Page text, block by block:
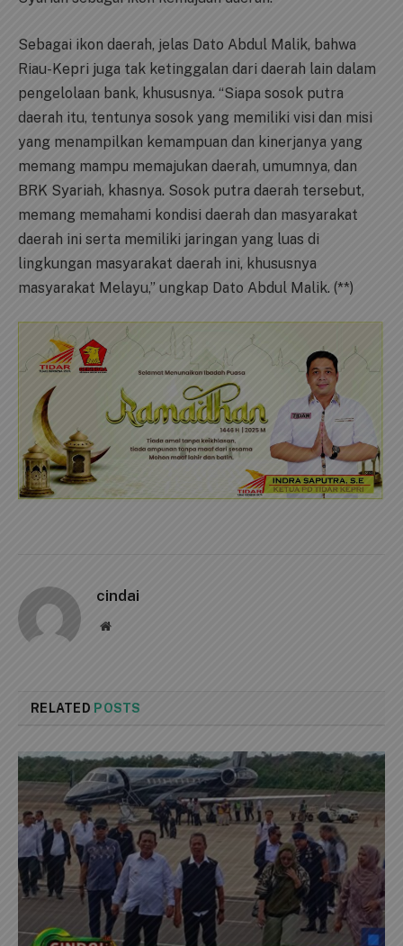
Sebagai ikon daerah, jelas Dato Abdul Malik, bahwa
Riau-Kepri juga tak ketinggalan dari daerah lain dalam
pengelolaan bank, khususnya. “Siapa sosok putra
daerah itu, tentunya sosok yang memiliki visi dan misi
yang menampilkan kemampuan dan kinerjanya yang
memang mampu memajukan daerah, umumnya, dan
BRK Syariah, khasnya. Sosok putra daerah tersebut,
memang memahami kondisi daerah dan masyarakat
daerah ini serta memiliki jaringan yang luas di
lingkungan masyarakat daerah ini, khususnya
masyarakat Melayu,” ungkap Dato Abdul Malik. (**)
cindai
Website
RELATED POSTS